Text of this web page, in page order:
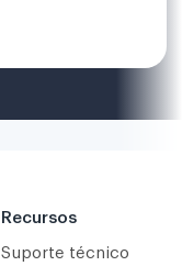
Recursos
Suporte técnico